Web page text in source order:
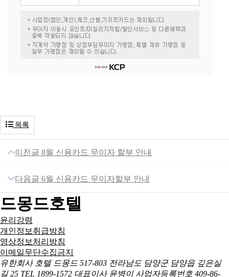
목록
이전글 8월 신용카드 무이자 할부 안내
다음글 6월 신용카드 무이자할부 안내
드몽드호텔
윤리강령
개인정보취급방침
영상정보처리방침
이메일무단수집금지
유한회사 호텔 드몽드 517-803 전라남도 담양군 담양읍 깊은실
길 25 TEL 1899-1572 대표이사 윤병이 사업자등록번호 409-86-